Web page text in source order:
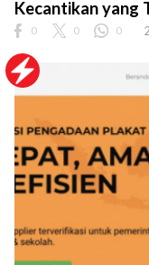
Kecantikan yang
0 0 0